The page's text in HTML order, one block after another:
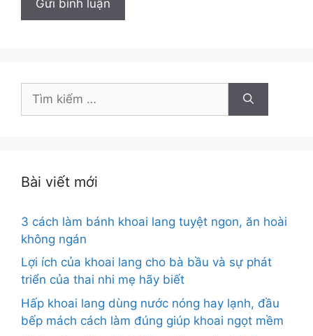
Tìm
kiếm
Bài viết mới
3 cách làm bánh khoai lang tuyệt ngon, ăn hoài
không ngán
Lợi ích của khoai lang cho bà bầu và sự phát
triển của thai nhi mẹ hãy biết
Hấp khoai lang dùng nước nóng hay lạnh, đầu
bếp mách cách làm đúng giúp khoai ngọt mềm